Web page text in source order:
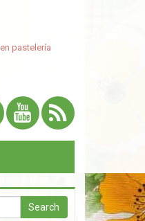
pastelería